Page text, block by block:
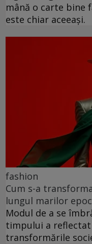
mână o carte bine
este chiar aceeași.
fashion
Cum s-a
lungul marilor
Modul de a se
timpului a
transformările